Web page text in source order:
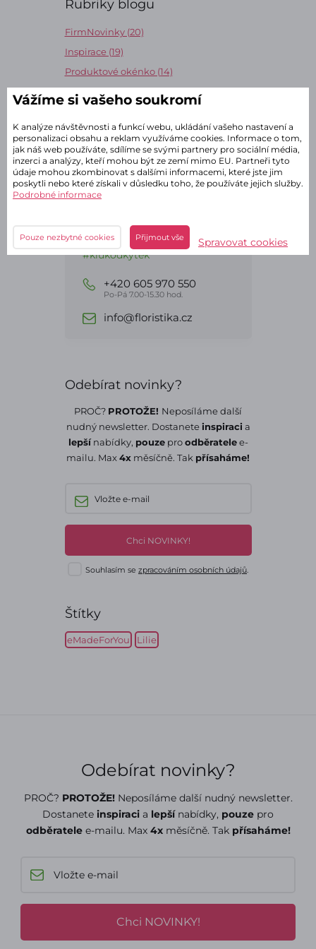
Rubriky blogu
FirmNovinky (20)
Inspirace (19)
Produktové okénko (14)
Chcete pomoci?
Mirek Jandera
#klukodkytek
+420 605 970 550
Po-Pá 7.00-15.30 hod.
info@floristika.cz
Odebírat novinky?
PROČ? PROTOŽE! Neposíláme další
nudný newsletter. Dostaneteinspiraci a
lepšínabídky, pouzeproodběratelee-
mailu. Max4x měsíčně. Tak přísaháme!
Chci NOVINKY!
Souhlasím se zpracováním osobních údajů
Štítky
eMadeForYou Lilie
Odebírat novinky?
PROČ? PROTOŽE! Neposíláme další nudný newsletter.
Dostanete inspiraci a lepšínabídky, pouze pro
odběratelee-mailu. Max 4xměsíčně. Tak přísaháme!
Chci NOVINKY!
Vážíme si vašeho soukromí
K analýze návštěvnosti a funkcí webu, ukládání vašeho nastavení a
personalizaci obsahu a reklam využíváme cookies. Informace o tom,
jak náš web používáte, sdílíme se svými partnery pro sociální média,
inzerci a analýzy, kteří mohou být ze zemí mimo EU. Partneři tyto
údaje mohou zkombinovat s dalšími informacemi, které jste jim
poskytli nebo které získali v důsledku toho, že používáte jejich služby.
Podrobné informace
Pouze nezbytné cookies Přijmout vše Spravovat cookies